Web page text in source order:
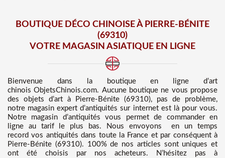
BOUTIQUE DÉCO CHINOISE À PIERRE-BÉNITE
(69310)
VOTRE MAGASIN ASIATIQUE EN LIGNE
Bienvenue dans
la boutique en ligne d’art
chinoisObjetsChinois.com. Aucune boutique ne vous propose
des objets d’art à Pierre-Bénite (69310), pas de problème,
notre magasin expert d’antiquités sur internet est là pour vous.
Notre magasin d’antiquités vous permet de commander en
ligne au tarif le plus bas. Nous envoyons en un temps
record vos antiquités dans toute la France et par conséquent à
Pierre-Bénite (69310). 100% de nos articles sont uniques et
ont été choisis par nos acheteurs. N’hésitez pas à